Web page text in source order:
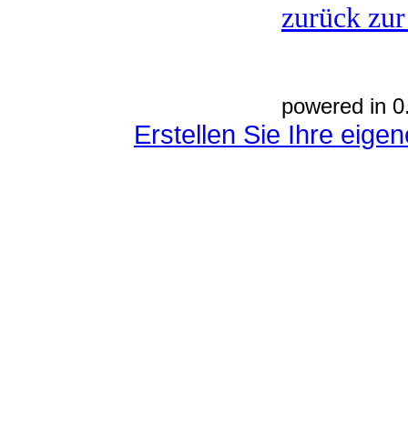
zurück
powered in
Erstellen Sie Ihre